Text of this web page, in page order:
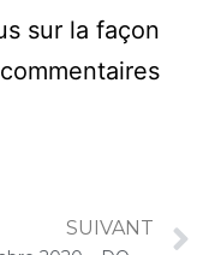
sur la façon
SUIVANT